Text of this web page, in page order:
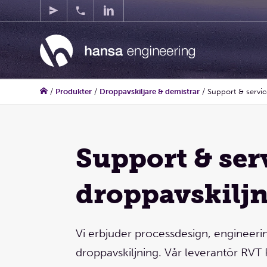
/ Produkter / Droppavskiljare & demistrar /Support &
Support &
Vi erbjuder processdesign,
droppavskiljning. Vår leverantör
Alexander
spraysystem,
Jag ser fram emot att bidra med